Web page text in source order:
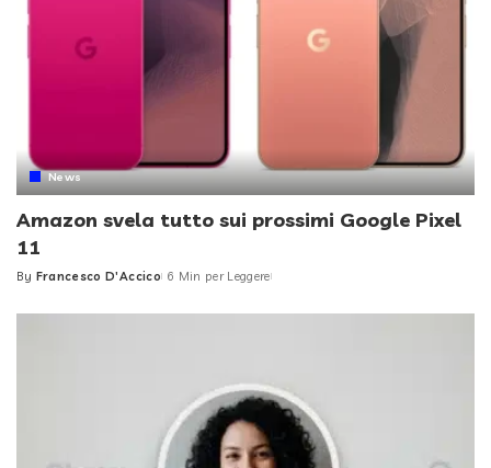
News
Amazon svela tutto sui prossimi Google Pixel
11
Posted
By Francesco D'Accico 6 Min per Leggere